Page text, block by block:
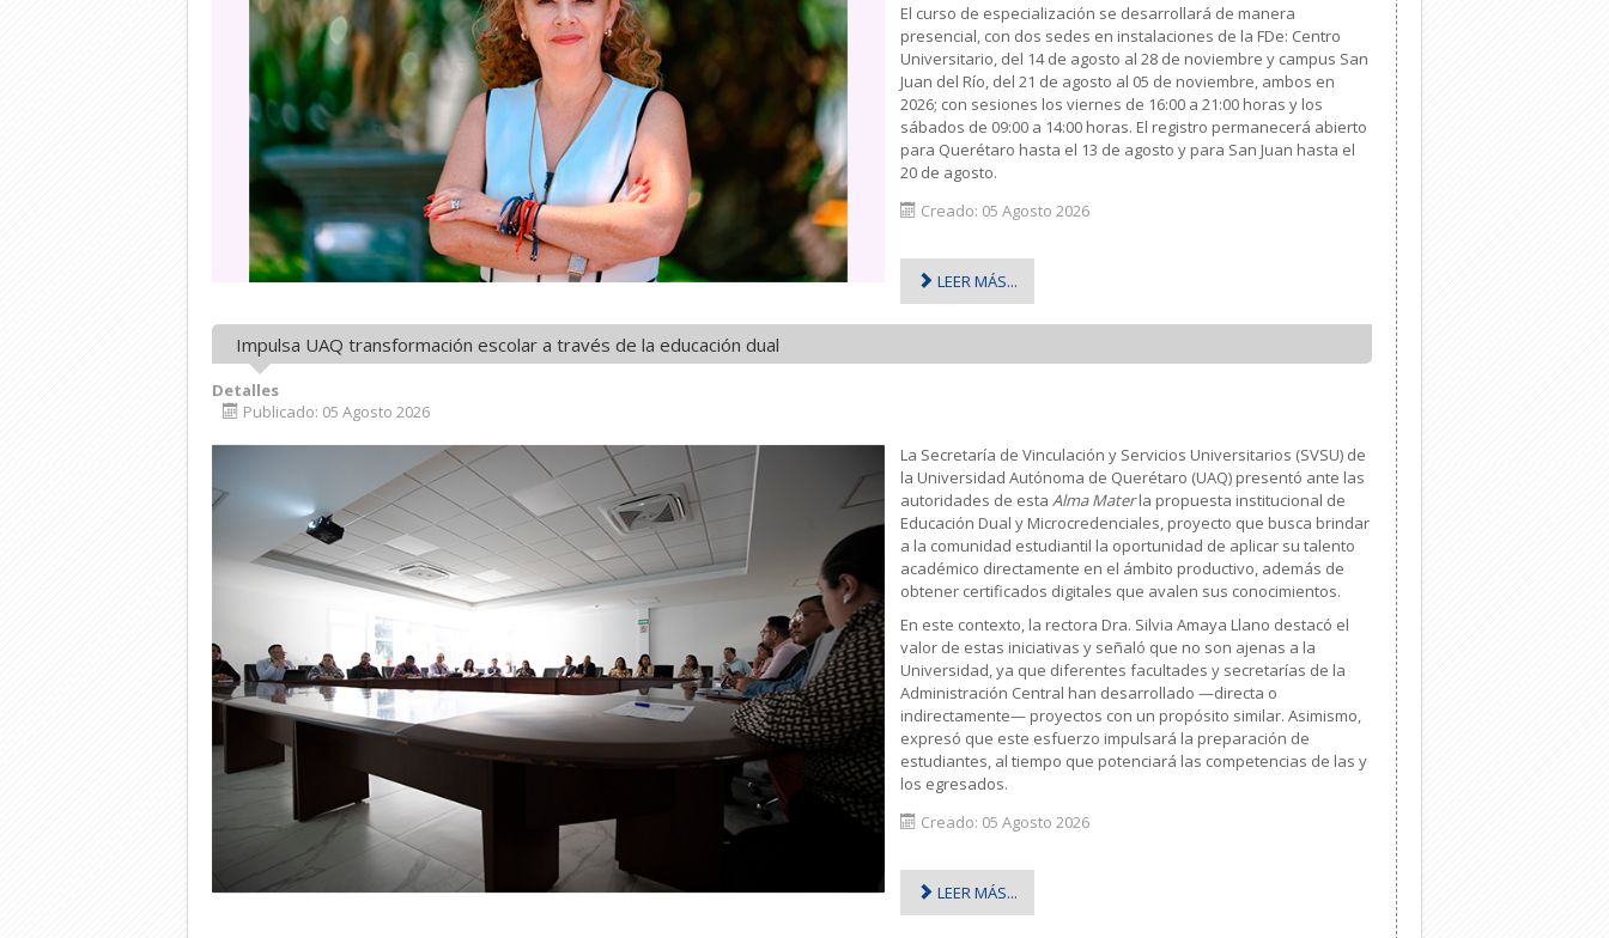
El curso de especialización se desarrollará de manera
presencial, con dos sedes en instalaciones de la FDe: Centro
Universitario, del 14 de agosto al 28 de noviembre y campus San
Juan del Río, del 21 de agosto al 05 de noviembre, ambos en
2026; con sesiones los viernes de 16:00 a 21:00 horas y los
sábados de 09:00 a 14:00 horas. El registro permanecerá abierto
para Querétaro hasta el 13 de agosto y para San Juan hasta el
20 de agosto.
Creado: 05 Agosto 2026
LEER MÁS...
Impulsa UAQ transformación escolar a través de la educación dual
Detalles
Publicado: 05 Agosto 2026
La Secretaría de Vinculación y Servicios Universitarios (SVSU) de
la Universidad Autónoma de Querétaro (UAQ) presentó ante las
autoridades de estaAlma Materla propuesta institucional de
Educación Dual y Microcredenciales, proyecto que busca brindar
a la comunidad estudiantil la oportunidad de aplicar su talento
académico directamente en el ámbito productivo, además de
obtener certificados digitales que avalen sus conocimientos.
En este contexto, la rectora Dra. Silvia Amaya Llano destacó el
valor de estas iniciativas y señaló que no son ajenas a la
Universidad, ya que diferentes facultades y secretarías de la
Administración Central han desarrollado —directa o
indirectamente— proyectos con un propósito similar. Asimismo,
expresó que este esfuerzo impulsará la preparación de
estudiantes, al tiempo que potenciará las competencias de las y
los egresados.
Creado: 05 Agosto 2026
LEER MÁS...